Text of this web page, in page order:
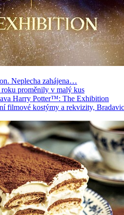
Neplecha zahájena…
roku proměnily v malý kus
Harry Potter™: The Exhibition
filmové kostýmy a rekvizity,